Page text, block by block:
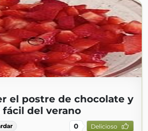
el postre de chocolate y
fácil del verano
0 Delicioso